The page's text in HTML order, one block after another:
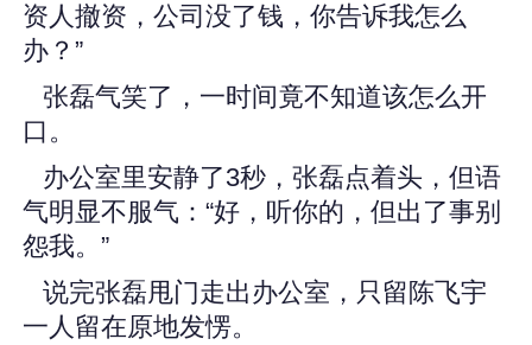
资人撤资，公司没了钱，你告诉我怎么
办？”
张磊气笑了，一时间竟不知道该怎么开
口。
办公室里安静了3秒，张磊点着头，但语
气明显不服气：“好，听你的，但出了事别
怨我。”
说完张磊甩门走出办公室，只留陈飞宇
一人留在原地发愣。